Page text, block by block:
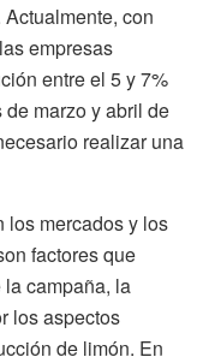
con
empresas
entre el 5 y 7%
marzo y abril de
realizar una
los mercados y los
factores que
campaña, la
los aspectos
de limón. En